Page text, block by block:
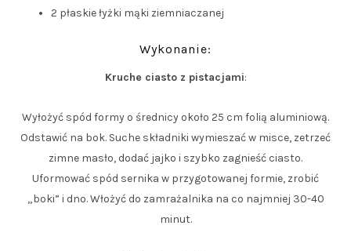
2 płaskie łyżki mąki ziemniaczanej
Wykonanie:
Kruche ciasto z pistacjami:
Wyłożyć spód formy o średnicy około 25 cm folią aluminiową.
Odstawić na bok. Suche składniki wymieszać w misce, zetrzeć
zimne masło, dodać jajko i szybko zagnieść ciasto.
Uformować spód sernika w przygotowanej formie, zrobić
„boki” i dno. Włożyć do zamrażalnika na co najmniej 30-40
minut.